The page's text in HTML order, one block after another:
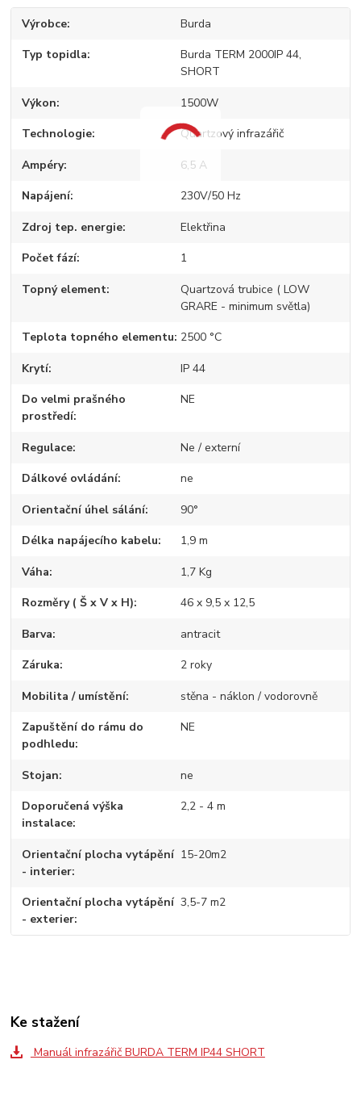
Výrobce Burda
Typ topidla
Burda TERM 2000IP 44,
SHORT
Výkon 1500W
Technologie Quartzový infrazářič
Ampéry 6,5 A
Napájení 230V/50 Hz
Zdroj tep. energie Elektřina
Počet fází 1
Topný element
Quartzová trubice ( LOW
GRARE - minimum světla)
Teplota topného elementu 2500 °C
Krytí IP 44
Do velmi prašného
prostředí
NE
Regulace Ne / externí
Dálkové ovládání ne
Orientační úhel sálání 90°
Délka napájecího kabelu 1,9 m
Váha 1,7 Kg
Rozměry ( Š x V x H) 46 x 9,5 x 12,5
Barva antracit
Záruka 2 roky
Mobilita / umístění stěna - náklon / vodorovně
Zapuštění do rámu do
podhledu
NE
Stojan ne
Doporučená výška
instalace
2,2 - 4 m
Orientační plocha vytápění
- interier
15-20m2
Orientační plocha vytápění
- exterier
3,5-7 m2
Ke stažení
Manuál infrazářič BURDA TERM IP44 SHORT